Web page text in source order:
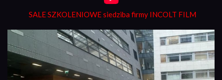
SALE SZKOLENIOWE siedziba firmy INCOLT FILM